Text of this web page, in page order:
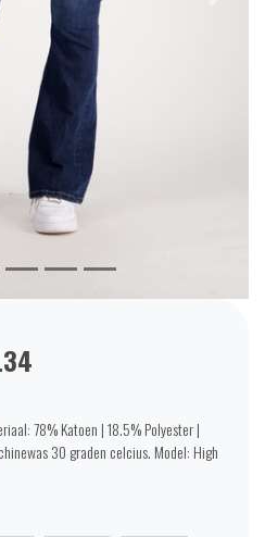
78% Katoen | 18.5% Polyester |
30 graden celcius. Model: High